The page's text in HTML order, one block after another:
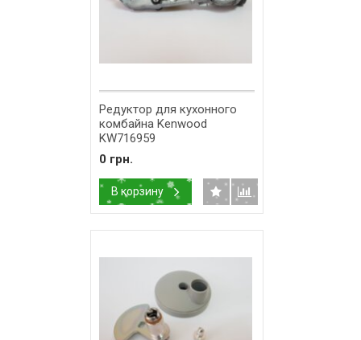
Редуктор для кухонного
комбайна Kenwood
KW716959
0 грн.
В корзину